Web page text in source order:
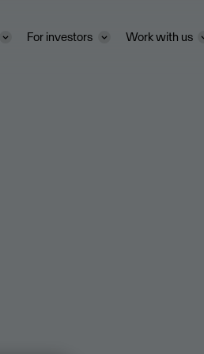
For investors Work with us